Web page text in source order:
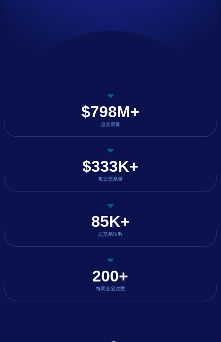
$798M+
总交易量
$333K+
每日交易量
85K+
总交易次数
200+
每周交易次数